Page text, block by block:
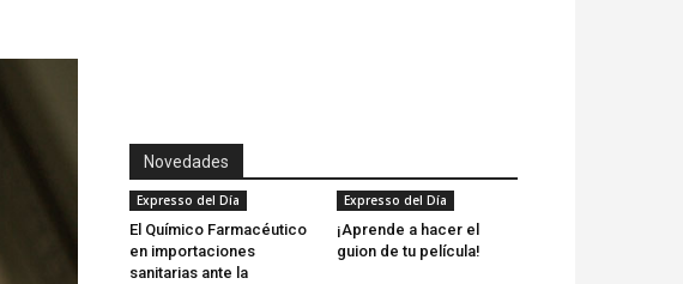
Novedades
Expresso del Día
El Químico Farmacéutico
en importaciones
sanitarias ante la
Expresso del Día
¡Aprende a hacer el
guion de tu película!